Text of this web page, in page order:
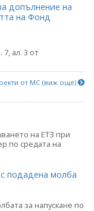
допълнение на
на Фонд
ал. 3 от
от МС (виж още)
на ЕТЗ при
по средата на
подадена молба
за напускане по